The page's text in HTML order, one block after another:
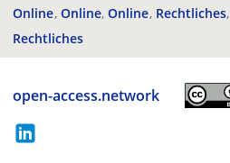
Online Online Online Rechtliches
Rechtliches
open-access.network